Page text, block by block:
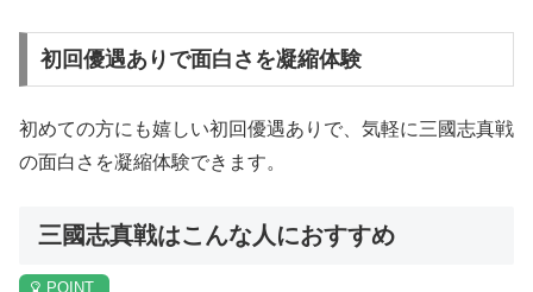
初回優遇ありで面白さを凝縮体験
初めての方にも嬉しい初回優遇ありで、気軽に三國志真戦
の面白さを凝縮体験できます。
三國志真戦はこんな人におすすめ